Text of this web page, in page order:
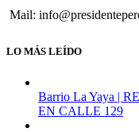
Mail:
LO MÁS LEÍDO
Barrio La Yaya |
EN CALLE 129